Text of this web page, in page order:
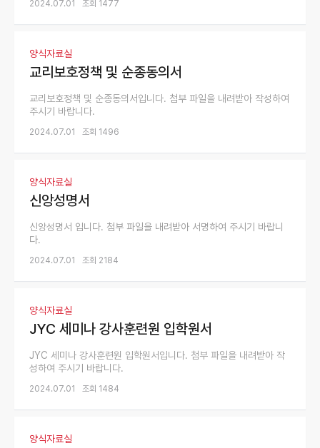
2024.07.01 조회 1477
양식자료실
교리보호정책 및 순종동의서
교리보호정책 및 순종동의서입니다. 첨부 파일을 내려받아 작성하여
주시기 바랍니다.
2024.07.01 조회 1496
양식자료실
신앙성명서
신앙성명서 입니다. 첨부 파일을 내려받아 서명하여 주시기 바랍니
다.
2024.07.01 조회 2184
양식자료실
JYC 세미나 강사훈련원 입학원서
JYC 세미나 강사훈련원 입학원서입니다. 첨부 파일을 내려받아 작
성하여 주시기 바랍니다.
2024.07.01 조회 1484
양식자료실